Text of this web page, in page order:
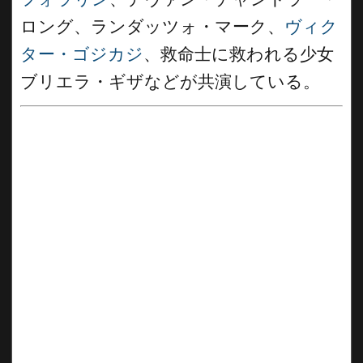
ロング、ランダッツォ・マーク、 ヴィク
ター・ゴジカジ、救命士に救われる少女
ブリエラ・ギザなどが共演している。